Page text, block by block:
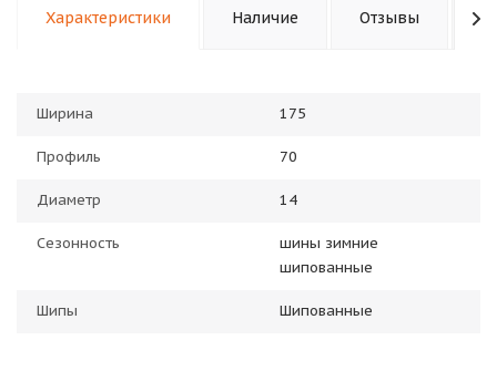
Характеристики Наличие Отзывы
Ширина 175
Профиль 70
Диаметр 14
Сезонность
шины зимние
шипованные
Шипы Шипованные